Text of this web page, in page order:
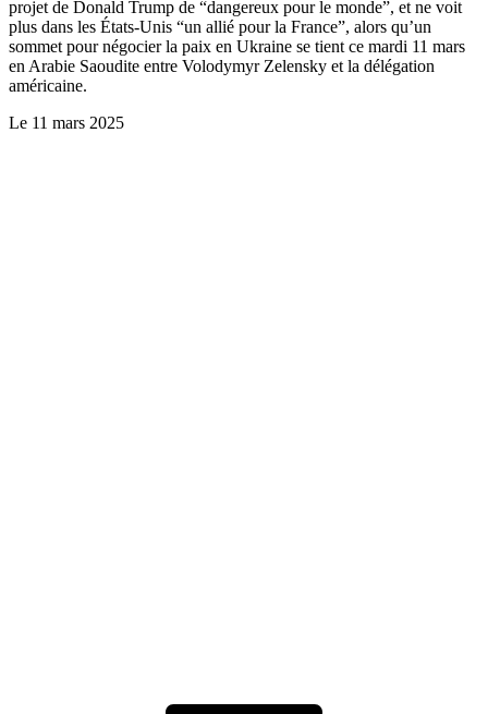
projet de Donald Trump de “dangereux pour le monde”, et ne voit
plus dans les États-Unis “un allié pour la France”, alors qu’un
sommet pour négocier la paix en Ukraine se tient ce mardi 11 mars
en Arabie Saoudite entre Volodymyr Zelensky et la délégation
américaine.
Le 11 mars 2025